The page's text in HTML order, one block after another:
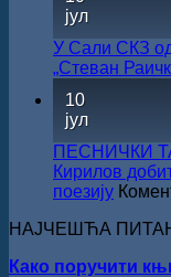
јул
У Сали СКЗ
„Стеван
10
јул
ПЕСНИЧКИ
Кирилов
поезију
НАЈЧЕШЋА
Како поручити